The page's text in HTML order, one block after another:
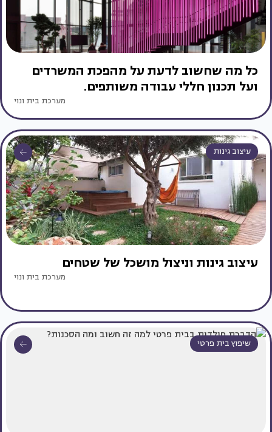
כל מה שחשוב לדעת על מהפכת המשרדים
ועל תכנון חללי עבודה משותפים.
מערכת בית ונוי
עיצוב גינות
עיצוב גינות וניצול מושכל של שטחים
מערכת בית ונוי
שיפוץ בית פרטי